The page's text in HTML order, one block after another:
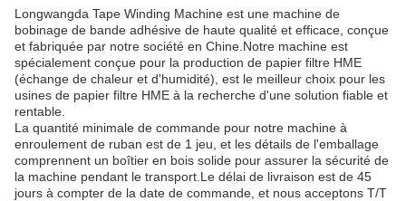
Longwangda Tape Winding Machine est une machine de
bobinage de bande adhésive de haute qualité et efficace, conçue
et fabriquée par notre société en Chine.Notre machine est
spécialement conçue pour la production de papier filtre HME
(échange de chaleur et d'humidité), est le meilleur choix pour les
usines de papier filtre HME à la recherche d'une solution fiable et
rentable.
La quantité minimale de commande pour notre machine à
enroulement de ruban est de 1 jeu, et les détails de l'emballage
comprennent un boîtier en bois solide pour assurer la sécurité de
la machine pendant le transport.Le délai de livraison est de 45
jours à compter de la date de commande, et nous acceptons T/T